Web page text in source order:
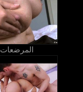
المرضعات